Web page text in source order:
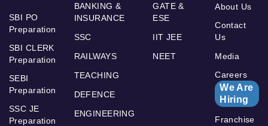
SBI PO
Preparation
SBI CLERK
Preparation
SEBI
Preparation
SSC JE
Preparation
BANKING &
INSURANCE
SSC
RAILWAYS
TEACHING
DEFENCE
ENGINEERING
GATE &
ESE
IIT JEE
NEET
About Us
Contact
Us
Media
Careers
We Are
Hiring
Franchise